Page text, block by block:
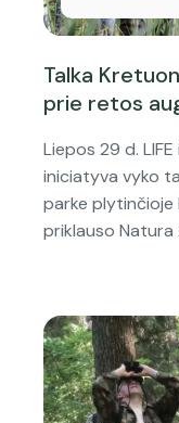
Talka
prie retos
Liepos 29 d.
iniciatyva vyko
parke plytinčioje
priklauso